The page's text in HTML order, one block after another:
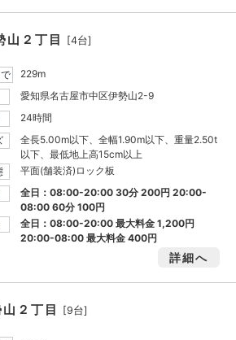
山２丁目 [4台]
229m
愛知県名古屋市中区伊勢山2-9
24時間
全長5.00m以下、全幅1.90m以下、重量2.50t
以下、最低地上高15cm以上
平面(舗装済)ロック板
全日：08:00-20:00 30分 200円 20:00-
08:00 60分 100円
全日：08:00-20:00 最大料金1,200円
20:00-08:00 最大料金400円
詳細へ
２丁目 [9台]